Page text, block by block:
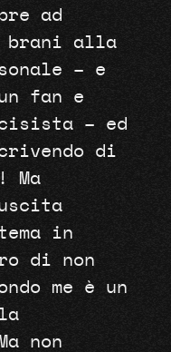
ad
brani alla
– e
fan e
– ed
di
Ma
in
di non
me è un
non